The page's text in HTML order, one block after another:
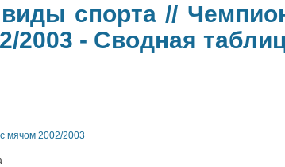
спорта //
2003 - Сводная
мячом 2002/2003